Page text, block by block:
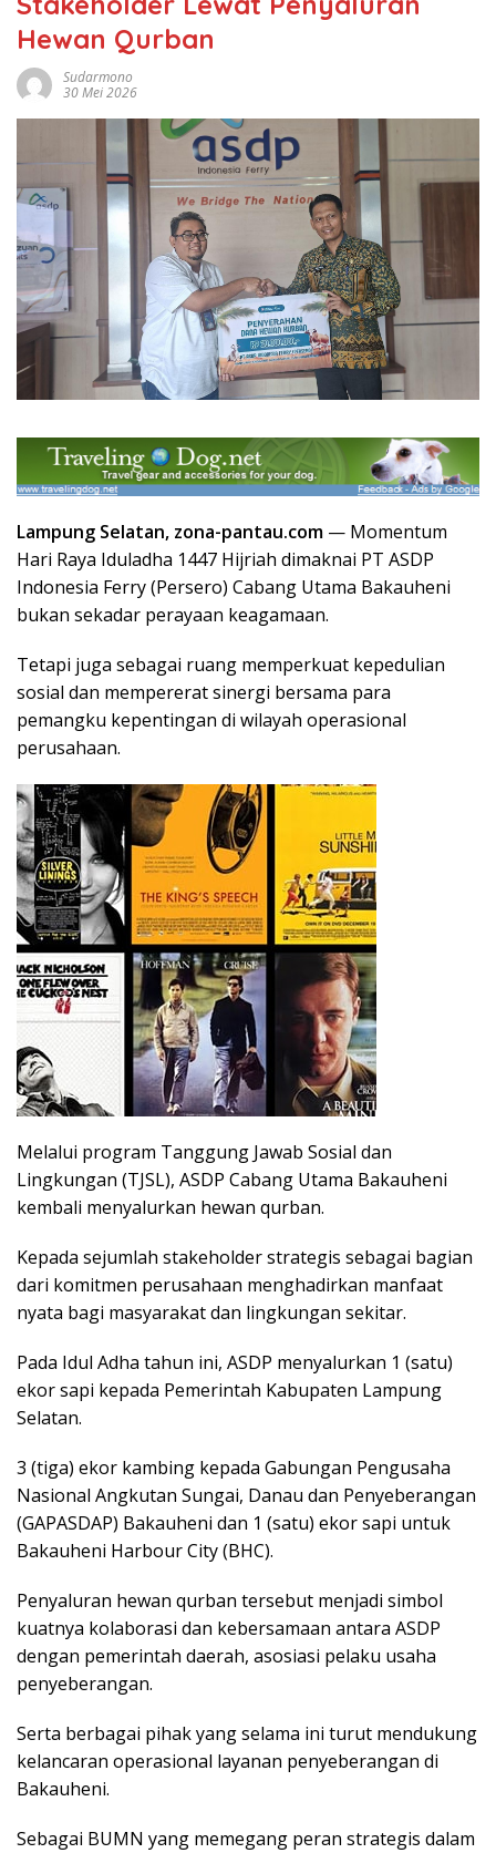
Hewan Qurban
Sudarmono
30 Mei 2026
Lampung Selatan, zona-pantau.com — Momentum
Hari Raya Iduladha 1447 Hijriah dimaknai PT ASDP
Indonesia Ferry (Persero) Cabang Utama Bakauheni
bukan sekadar perayaan keagamaan.
Tetapi juga sebagai ruang memperkuat kepedulian
sosial dan mempererat sinergi bersama para
pemangku kepentingan di wilayah operasional
perusahaan.
Melalui program Tanggung Jawab Sosial dan
Lingkungan (TJSL), ASDP Cabang Utama Bakauheni
kembali menyalurkan hewan qurban.
Kepada sejumlah stakeholder strategis sebagai bagian
dari komitmen perusahaan menghadirkan manfaat
nyata bagi masyarakat dan lingkungan sekitar.
Pada Idul Adha tahun ini, ASDP menyalurkan 1 (satu)
ekor sapi kepada Pemerintah Kabupaten Lampung
Selatan.
3 (tiga) ekor kambing kepada Gabungan Pengusaha
Nasional Angkutan Sungai, Danau dan Penyeberangan
(GAPASDAP) Bakauheni dan 1 (satu) ekor sapi untuk
Bakauheni Harbour City (BHC).
Penyaluran hewan qurban tersebut menjadi simbol
kuatnya kolaborasi dan kebersamaan antara ASDP
dengan pemerintah daerah, asosiasi pelaku usaha
penyeberangan.
Serta berbagai pihak yang selama ini turut mendukung
kelancaran operasional layanan penyeberangan di
Bakauheni.
Sebagai BUMN yang memegang peran strategis dalam